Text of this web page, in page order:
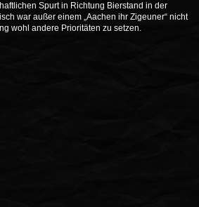
Spurt in Richtung Bierstand in der
war außer einem „Aachen ihr Zigeuner“ nicht
wohl andere Prioritäten zu setzen.